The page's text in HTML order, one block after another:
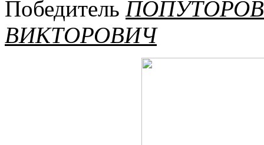
Победитель
ВИКТОРОВИЧ